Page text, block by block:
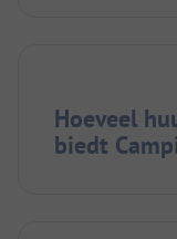
Hoeveel
biedt